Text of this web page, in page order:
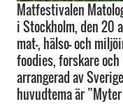
Matfestivalen
i Stockholm, den 20
mat-, hälso- och
foodies, forskare
arrangerad av
huvudtema är